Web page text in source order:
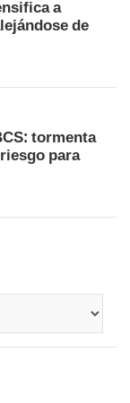
a
de
tormenta
para